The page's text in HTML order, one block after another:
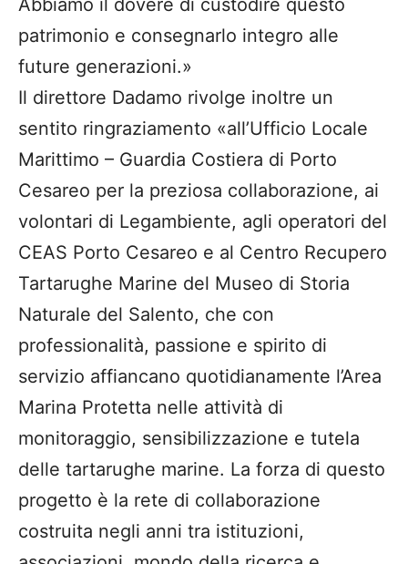
Abbiamo il dovere di custodire questo
patrimonio e consegnarlo integro alle
future generazioni.»
Il direttore Dadamo rivolge inoltre un
sentito ringraziamento «all’Ufficio Locale
Marittimo – Guardia Costiera di Porto
Cesareo per la preziosa collaborazione, ai
volontari di Legambiente, agli operatori del
CEAS Porto Cesareo e al Centro Recupero
Tartarughe Marine del Museo di Storia
Naturale del Salento, che con
professionalità, passione e spirito di
servizio affiancano quotidianamente l’Area
Marina Protetta nelle attività di
monitoraggio, sensibilizzazione e tutela
delle tartarughe marine. La forza di questo
progetto è la rete di collaborazione
costruita negli anni tra istituzioni,